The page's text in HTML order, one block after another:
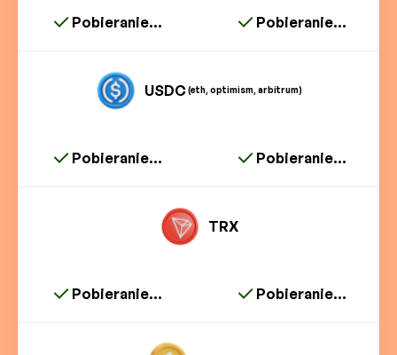
Pobieranie... Pobieranie...
USDC(eth, optimism, arbitrum)
Pobieranie... Pobieranie...
TRX
Pobieranie... Pobieranie...